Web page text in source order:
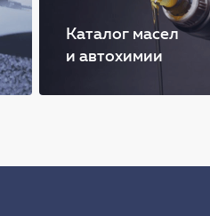
Каталог масел
и автохимии